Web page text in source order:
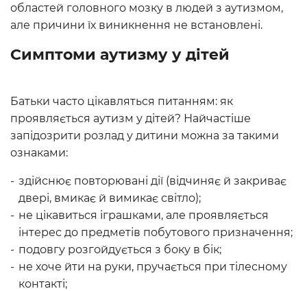
областей головного мозку в людей з аутизмом,
але причини їх виникнення не встановлені.
Симптоми аутизму у дітей
Батьки часто цікавляться питанням: як
проявляється аутизм у дітей? Найчастіше
запідозрити розлад у дитини можна за такими
ознаками:
здійснює повторювані дії (відчиняє й закриває
двері, вмикає й вимикає світло);
не цікавиться іграшками, але проявляється
інтерес до предметів побутового призначення;
подовгу розгойдується з боку в бік;
не хоче йти на руки, пручається при тілесному
контакті;